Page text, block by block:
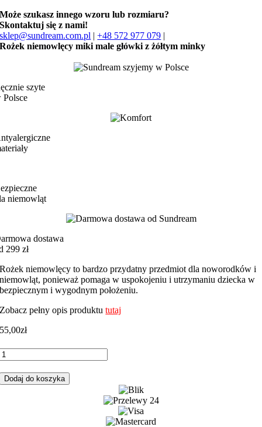
Może szukasz innego wzoru lub rozmiaru?
Skontaktuj się z nami!
sklep@sundream.com.pl |+48 572 977 079 |
Rożek niemowlęcy miki male główki z żółtym minky
szyte
Polsce
niemowląt
dostawa
299 zł
Rożek niemowlęcy to bardzo przydatny przedmiot dla noworodków i
niemowląt, ponieważ pomaga w uspokojeniu i utrzymaniu dziecka w
bezpiecznym i wygodnym położeniu.
Zobacz pełny opis produktututaj
55,00zł
Dodaj do koszyka